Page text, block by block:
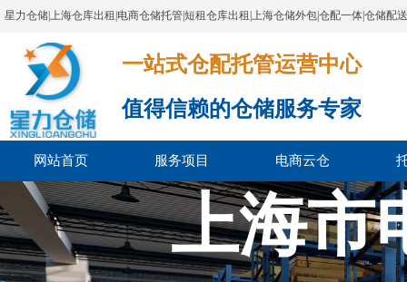
星力仓储|上海仓库出租|电商仓储托管|短租仓库出租|上海仓储外包|仓配一体|仓储配
一站式仓配托管运营中心​​​​​​​​​​​​​​​​​
值得信赖的仓储服务专家
网站首页 服务项目 电商云仓
上海市